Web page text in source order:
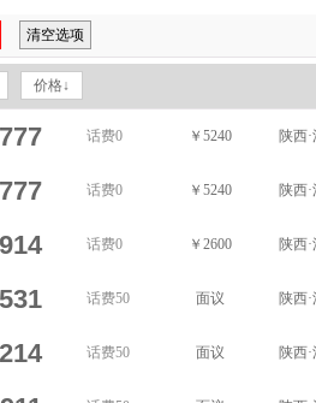
清空选项
价格↓
话费0 ￥5240 陕西
话费0 ￥5240 陕西
话费0 ￥2600 陕西
话费50 面议 陕西
话费50 面议 陕西